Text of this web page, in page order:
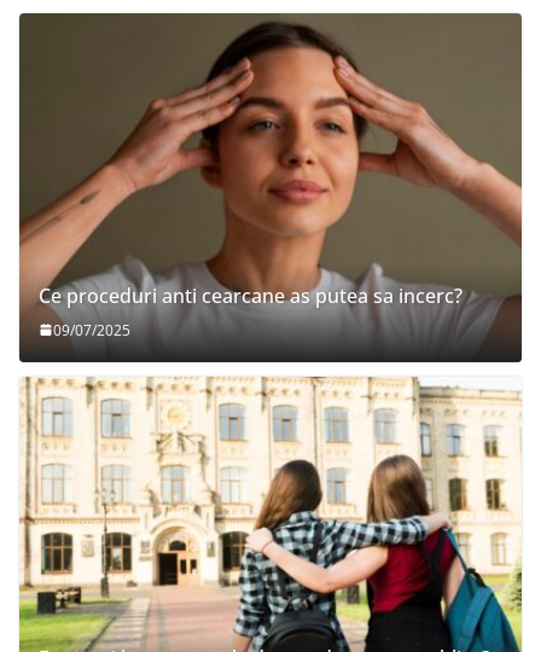
Ce proceduri anti cearcane as putea sa incerc?
09/07/2025